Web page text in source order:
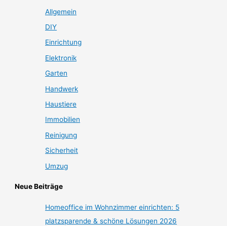
Allgemein
DIY
Einrichtung
Elektronik
Garten
Handwerk
Haustiere
Immobilien
Reinigung
Sicherheit
Umzug
Neue Beiträge
Homeoffice im Wohnzimmer einrichten: 5
platzsparende & schöne Lösungen 2026